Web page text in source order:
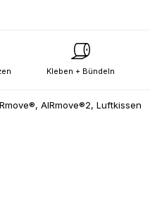
Kleben + Bündeln
AIRmove®2, Luftkissen